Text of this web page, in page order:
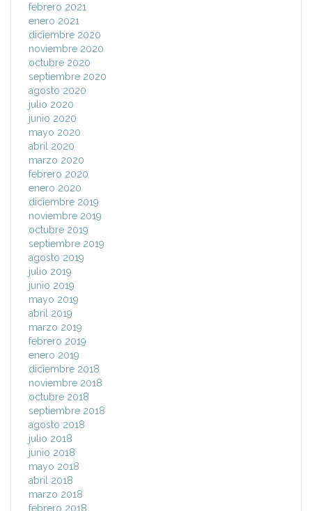
febrero 2021
enero 2021
diciembre 2020
noviembre 2020
octubre 2020
septiembre 2020
agosto 2020
julio 2020
junio 2020
mayo 2020
abril 2020
marzo 2020
febrero 2020
enero 2020
diciembre 2019
noviembre 2019
octubre 2019
septiembre 2019
agosto 2019
julio 2019
junio 2019
mayo 2019
abril 2019
marzo 2019
febrero 2019
enero 2019
diciembre 2018
noviembre 2018
octubre 2018
septiembre 2018
agosto 2018
julio 2018
junio 2018
mayo 2018
abril 2018
marzo 2018
febrero 2018